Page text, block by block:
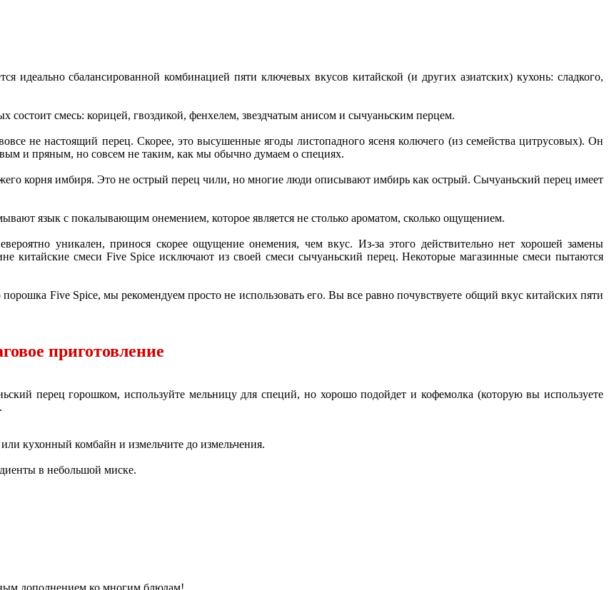
идеально сбалансированной комбинацией пяти ключевых вкусов китайской (и других азиатских) кухонь: сладкого,
смесь: корицей, гвоздикой, фенхелем, звездчатым анисом и сычуаньским перцем.
не настоящий перец. Скорее, это высушенные ягоды листопадного ясеня колючего (из семейства цитрусовых). Он
и пряным, но совсем не таким, как мы обычно думаем о специях.
корня имбиря. Это не острый перец чили, но многие люди описывают имбирь как острый. Сычуаньский перец имеет
язык с покалывающим онемением, которое является не столько ароматом, сколько ощущением.
уникален, принося скорее ощущение онемения, чем вкус. Из-за этого действительно нет хорошей замены
китайские смеси Five Spice исключают из своей смеси сычуаньский перец. Некоторые магазинные смеси пытаются
Five Spice, мы рекомендуем просто не использовать его. Вы все равно почувствуете общий вкус китайских пяти
приготовление
перец горошком, используйте мельницу для специй, но хорошо подойдет и кофемолка (которую вы используете
кухонный комбайн и измельчите до измельчения.
в небольшой миске.